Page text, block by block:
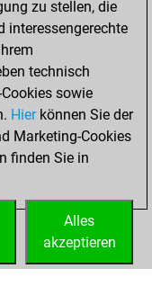
a
zu stellen, die
interessengerechte
technisch
sowie
Hierkönnen Sie der
Marketing-Cookies
finden Sie in
Alles
akzeptieren